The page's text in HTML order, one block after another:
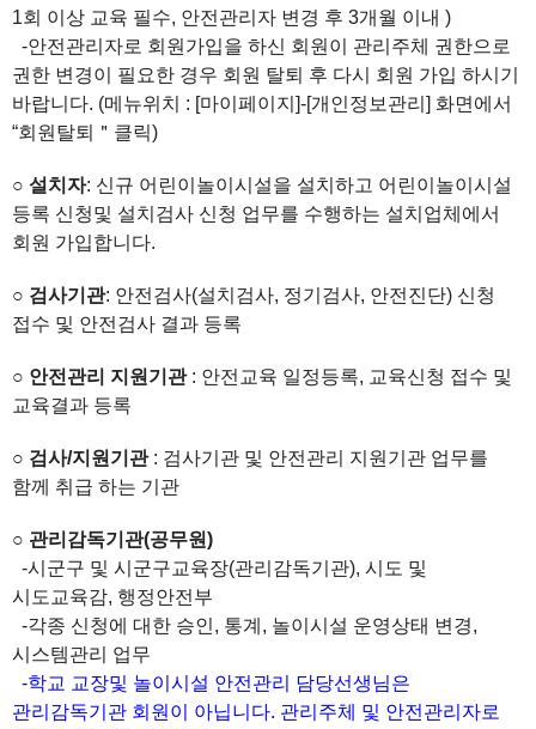
1회 이상 교육 필수, 안전관리자 변경 후 3개월 이내 )
-안전관리자로 회원가입을 하신 회원이 관리주체 권한으로
권한 변경이 필요한 경우 회원 탈퇴 후 다시 회원 가입 하시기
바랍니다. (메뉴위치 : [마이페이지]-[개인정보관리] 화면에서
“회원탈퇴＂클릭)
○ 설치자: 신규 어린이놀이시설을 설치하고 어린이놀이시설
등록 신청및 설치검사 신청 업무를 수행하는 설치업체에서
회원 가입합니다.
○ 검사기관: 안전검사(설치검사, 정기검사, 안전진단) 신청
접수 및 안전검사 결과 등록
○ 안전관리 지원기관 : 안전교육 일정등록, 교육신청 접수 및
교육결과 등록
○ 검사/지원기관 : 검사기관 및 안전관리 지원기관 업무를
함께 취급 하는 기관
○ 관리감독기관(공무원)
-시군구 및 시군구교육장(관리감독기관), 시도 및
시도교육감, 행정안전부
-각종 신청에 대한 승인, 통계, 놀이시설 운영상태 변경,
시스템관리 업무
-학교 교장및 놀이시설 안전관리 담당선생님은
관리감독기관 회원이 아닙니다. 관리주체 및 안전관리자로